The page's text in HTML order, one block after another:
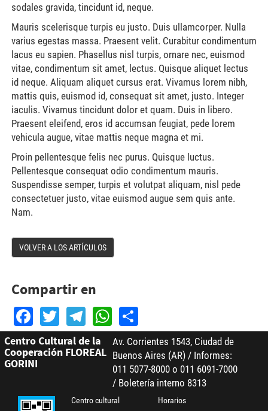
sodales gravida, tincidunt id, neque.
Mauris scelerisque turpis eu justo. Duis ullamcorper. Nulla
varius egestas massa. Praesent velit. Curabitur condimentum
lacus eu sapien. Phasellus nisl turpis, ornare nec, euismod
vitae, condimentum sit amet, lectus. Quisque aliquet lectus
id neque. Aliquam aliquet cursus erat. Vivamus lorem nibh,
mattis quis, euismod id, consequat sit amet, justo. Integer
iaculis. Vivamus tincidunt dolor et quam. Duis in libero.
Praesent eleifend, eros id accumsan feugiat, pede lorem
vehicula augue, vitae mattis neque magna et mi.
Proin pellentesque felis nec purus. Quisque luctus.
Pellentesque consequat odio condimentum mauris.
Suspendisse semper, turpis et volutpat aliquam, nisl pede
consectetuer justo, vitae euismod augue sem quis ante.
Nam.
VOLVER A LOS ARTÍCULOS
Compartir en
Facebook
TwitterTelegram
WhatsApp
Share
Centro Cultural de la
Cooperación FLOREAL
GORINI
Av. Corrientes 1543, Ciudad de
Buenos Aires (AR) / Informes:
011 5077-8000 o 011 6091-7000
/ Boletería interno 8313
Centro cultural
Horarios